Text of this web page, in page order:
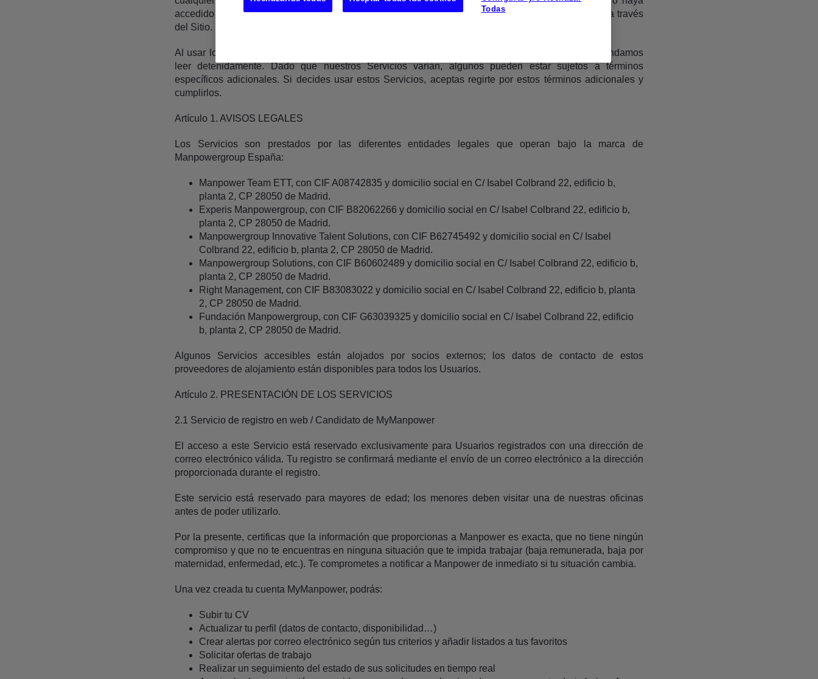
accedido a cualquier Servicio, independientemente del código y/o tecnología utilizada y accesible a través
del Sitio.
Al usar los Servicios o instalar la Aplicación, aceptas estos términos y condiciones, que te recomendamos
leer detenidamente. Dado que nuestros Servicios varían, algunos pueden estar sujetos a términos
específicos adicionales. Si decides usar estos Servicios, aceptas regirte por estos términos adicionales y
cumplirlos.
Artículo 1. AVISOS LEGALES
Los Servicios son prestados por las diferentes entidades legales que operan bajo la marca de
Manpowergroup España:
Manpower Team ETT, con CIF A08742835 y domicilio social en C/ Isabel Colbrand 22, edificio b,
planta 2, CP 28050 de Madrid.
Experis Manpowergroup, con CIF B82062266 y domicilio social en C/ Isabel Colbrand 22, edificio b,
planta 2, CP 28050 de Madrid.
Manpowergroup Innovative Talent Solutions, con CIF B62745492 y domicilio social en C/ Isabel
Colbrand 22, edificio b, planta 2, CP 28050 de Madrid.
Manpowergroup Solutions, con CIF B60602489 y domicilio social en C/ Isabel Colbrand 22, edificio b,
planta 2, CP 28050 de Madrid.
Right Management, con CIF B83083022 y domicilio social en C/ Isabel Colbrand 22, edificio b, planta
2, CP 28050 de Madrid.
Fundación Manpowergroup, con CIF G63039325 y domicilio social en C/ Isabel Colbrand 22, edificio
b, planta 2, CP 28050 de Madrid.
Algunos Servicios accesibles están alojados por socios externos; los datos de contacto de estos
proveedores de alojamiento están disponibles para todos los Usuarios.
Artículo 2. PRESENTACIÓN DE LOS SERVICIOS
2.1 Servicio de registro en web / Candidato de MyManpower
El acceso a este Servicio está reservado exclusivamente para Usuarios registrados con una dirección de
correo electrónico válida. Tu registro se confirmará mediante el envío de un correo electrónico a la dirección
proporcionada durante el registro.
Este servicio está reservado para mayores de edad; los menores deben visitar una de nuestras oficinas
antes de poder utilizarlo.
Por la presente, certificas que la información que proporcionas a Manpower es exacta, que no tiene ningún
compromiso y que no te encuentras en ninguna situación que te impida trabajar (baja remunerada, baja por
maternidad, enfermedad, etc.). Te comprometes a notificar a Manpower de inmediato si tu situación cambia.
Una vez creada tu cuenta MyManpower, podrás:
Subir tu CV
Actualizar tu perfil (datos de contacto, disponibilidad…)
Crear alertas por correo electrónico según tus criterios y añadir listados a tus favoritos
Solicitar ofertas de trabajo
Realizar un seguimiento del estado de sus solicitudes en tiempo real
Todas